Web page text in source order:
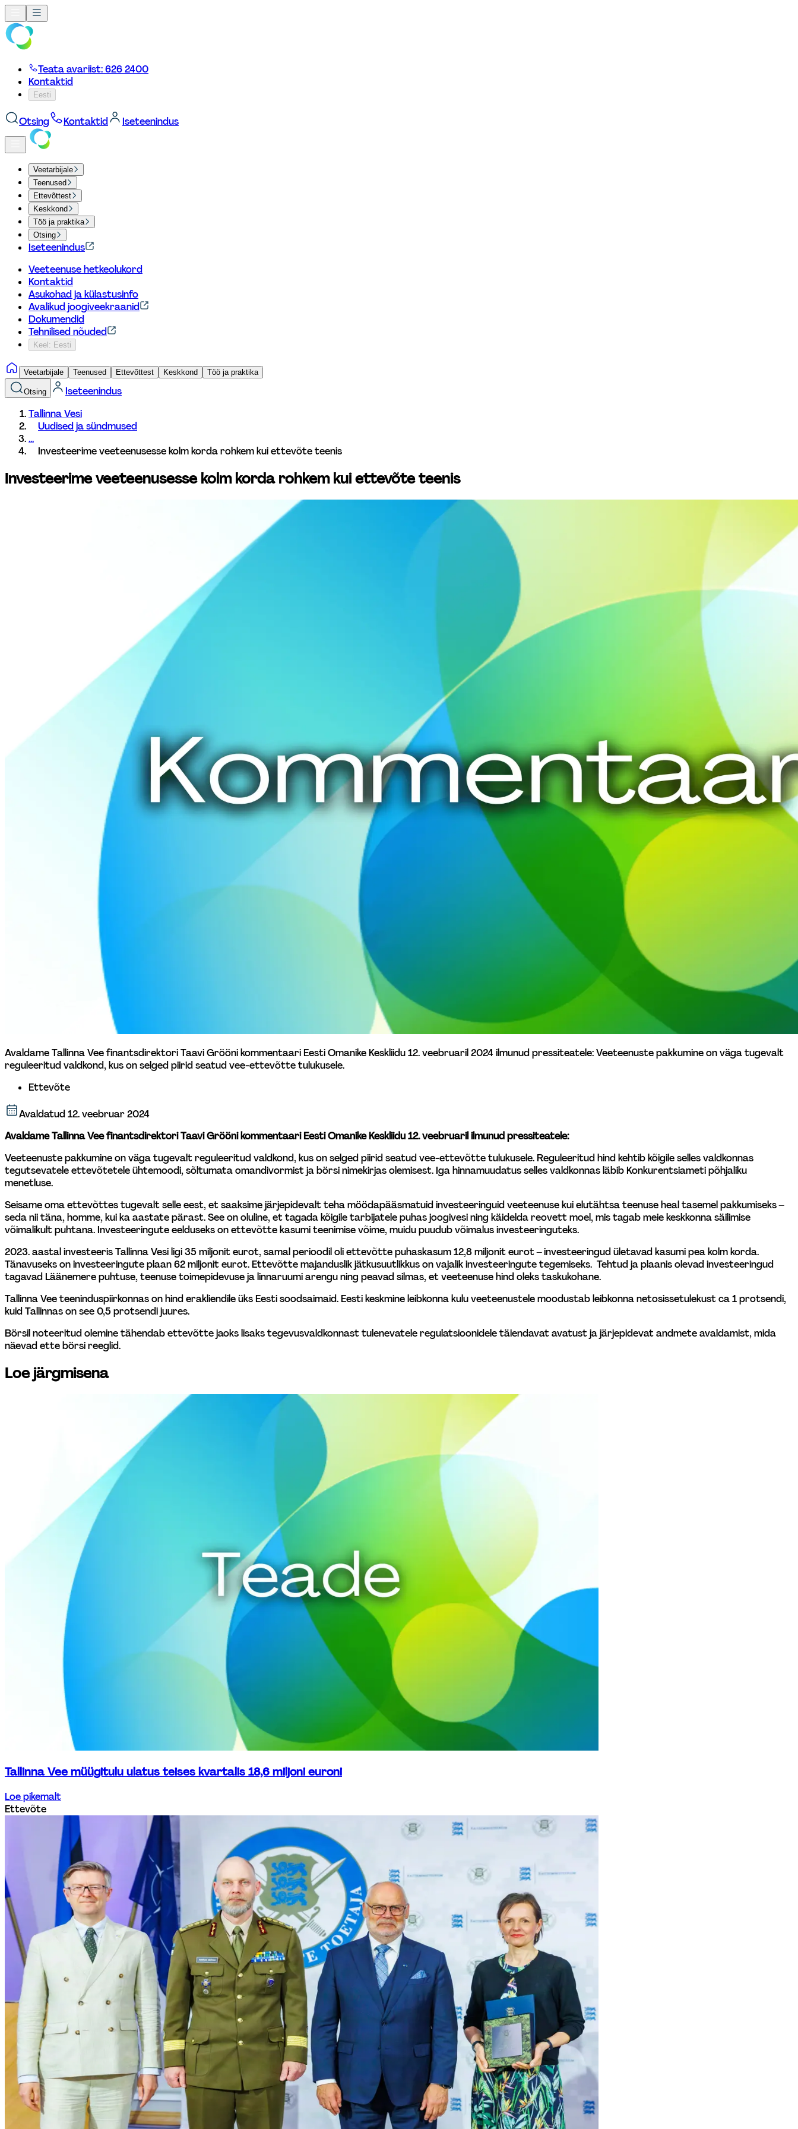
Teata avariist: 626 2400
Kontaktid
Eesti
Otsing Kontaktid Iseteenindus
Veetarbijale
Teenused
Ettevõttest
Keskkond
Töö ja praktika
Otsing
Iseteenindus
Veeteenuse hetkeolukord
Kontaktid
Asukohad ja külastusinfo
Avalikud joogiveekraanid
Dokumendid
Tehnilised nõuded
Keel: Eesti
Veetarbijale Teenused Ettevõttest Keskkond Töö ja praktika
Otsing
Iseteenindus
Tallinna Vesi
Uudised ja sündmused
...
Investeerime veeteenusesse kolm korda rohkem kui ettevõte teenis
Investeerime veeteenusesse kolm korda rohkem kui ettevõte teenis
Avaldame Tallinna Vee finantsdirektori Taavi Grööni kommentaari Eesti Omanike Keskliidu 12. veebruaril 2024 ilmunud pressiteatele: Veeteenuste pakkumine on väga tugevalt
reguleeritud valdkond, kus on selged piirid seatud vee-ettevõtte tulukusele.
Ettevõte
Avaldatud12. veebruar 2024
Avaldame Tallinna Vee finantsdirektori Taavi Grööni kommentaari Eesti Omanike Keskliidu 12. veebruaril ilmunud pressiteatele:
Veeteenuste pakkumine on väga tugevalt reguleeritud valdkond, kus on selged piirid seatud vee-ettevõtte tulukusele. Reguleeritud hind kehtib kõigile selles valdkonnas
tegutsevatele ettevõtetele ühtemoodi, sõltumata omandivormist ja börsi nimekirjas olemisest. Iga hinnamuudatus selles valdkonnas läbib Konkurentsiameti põhjaliku
menetluse.
Seisame oma ettevõttes tugevalt selle eest, et saaksime järjepidevalt teha möödapääsmatuid investeeringuid veeteenuse kui elutähtsa teenuse heal tasemel pakkumiseks –
seda nii täna, homme, kui ka aastate pärast. See on oluline, et tagada kõigile tarbijatele puhas joogivesi ning käidelda reovett moel, mis tagab meie keskkonna säilimise
võimalikult puhtana. Investeeringute eelduseks on ettevõtte kasumi teenimise võime, muidu puudub võimalus investeeringuteks.
2023. aastal investeeris Tallinna Vesi ligi 35 miljonit eurot, samal perioodil oli ettevõtte puhaskasum 12,8 miljonit eurot – investeeringud ületavad kasumi pea kolm korda.
Tänavuseks on investeeringute plaan 62 miljonit eurot. Ettevõtte majanduslik jätkusuutlikkus on vajalik investeeringute tegemiseks.  Tehtud ja plaanis olevad investeeringud
tagavad Läänemere puhtuse, teenuse toimepidevuse ja linnaruumi arengu ning peavad silmas, et veeteenuse hind oleks taskukohane.
Tallinna Vee teeninduspiirkonnas on hind erakliendile üks Eesti soodsaimaid. Eesti keskmine leibkonna kulu veeteenustele moodustab leibkonna netosissetulekust ca 1 protsendi,
kuid Tallinnas on see 0,5 protsendi juures.
Börsil noteeritud olemine tähendab ettevõtte jaoks lisaks tegevusvaldkonnast tulenevatele regulatsioonidele täiendavat avatust ja järjepidevat andmete avaldamist, mida
näevad ette börsi reeglid.
Loe järgmisena
Tallinna Vee müügitulu ulatus teises kvartalis 18,6 miljoni euroni
Loe pikemalt
Ettevõte